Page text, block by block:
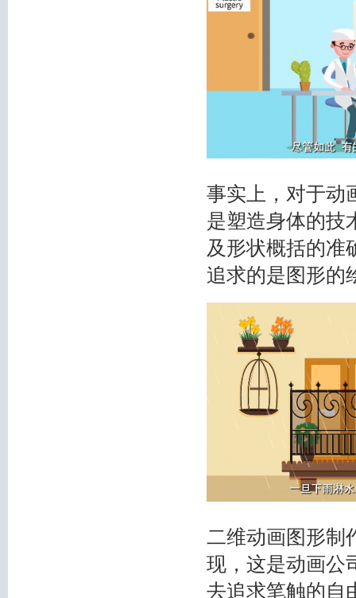
事实上，对于动
是塑造身体的技
及形状概括的准
追求的是图形的
二维动画图形制
现，这是动画公
去追求笔触的自